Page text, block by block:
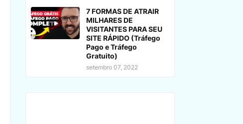
7 FORMAS DE ATRAIR
MILHARES DE
VISITANTES PARA SEU
SITE RÁPIDO (Tráfego
Pago e Tráfego
Gratuito)
setembro 07, 2022